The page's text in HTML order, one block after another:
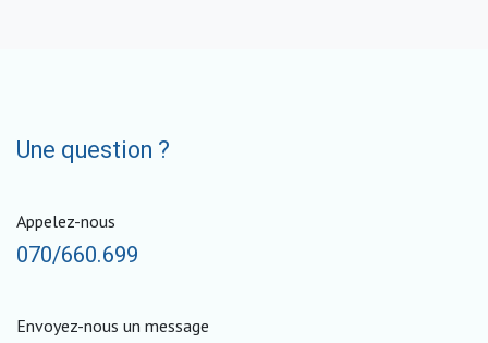
Une question ?
Appelez-nous
070/660.699
Envoyez-nous un message